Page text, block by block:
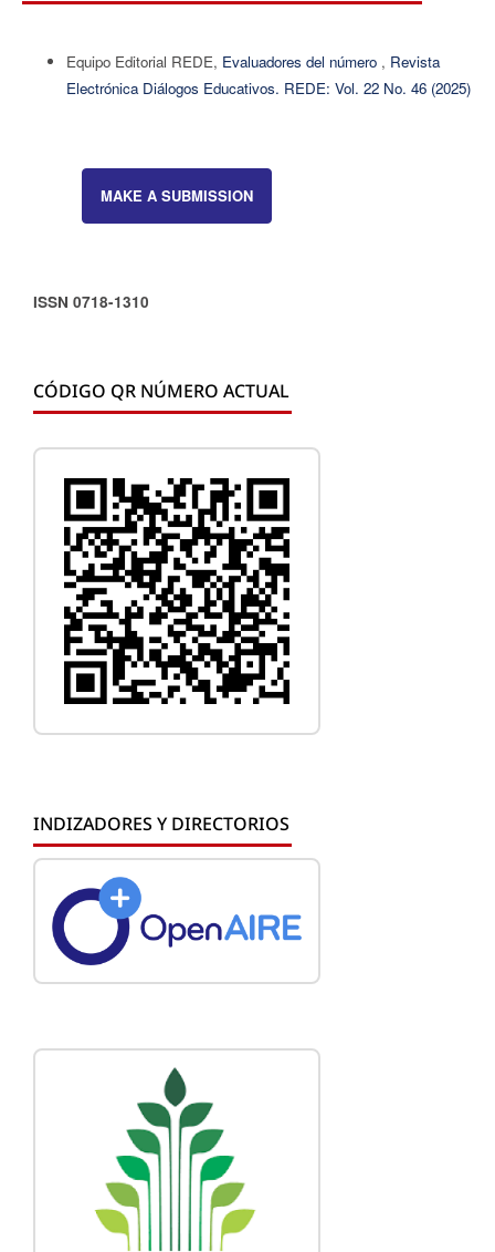
Equipo Editorial REDE, Evaluadores del número , Revista
Electrónica Diálogos Educativos. REDE: Vol. 22 No. 46 (2025)
MAKE A SUBMISSION
ISSN 0718-1310
CÓDIGO QR NÚMERO ACTUAL
INDIZADORES Y DIRECTORIOS